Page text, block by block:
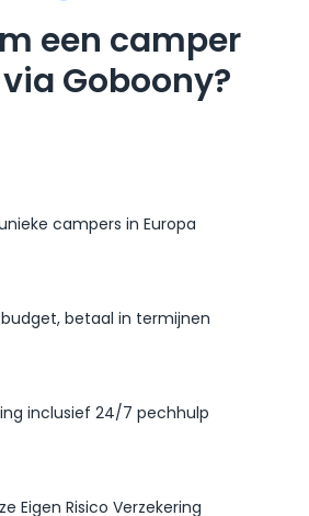
een camper
Goboony?
campers in Europa
betaal in termijnen
inclusief 24/7 pechhulp
Eigen Risico Verzekering